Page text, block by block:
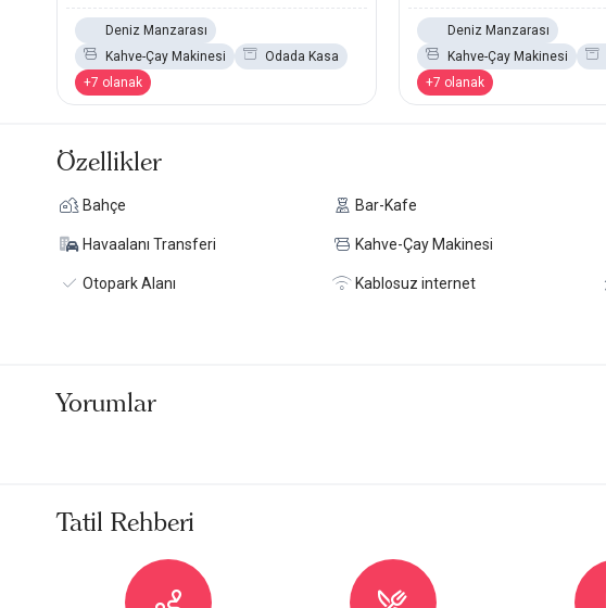
Deniz Manzarası
Kahve-Çay Makinesi
Odada Kasa
+7 olanak
Deniz Manzarası
Kahve-Çay Makinesi
+7 olanak
Özellikler
Bahçe Bar-Kafe
Havaalanı Transferi Kahve-Çay Makinesi
Otopark Alanı Kablosuz internet
Yorumlar
Tatil Rehberi